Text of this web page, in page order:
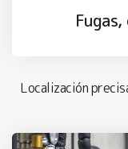
Localización